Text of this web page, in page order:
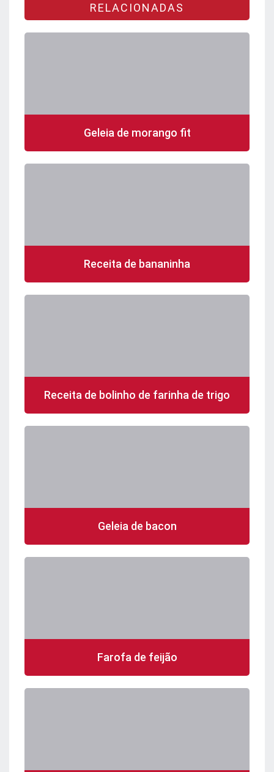
RELACIONADAS
Geleia de morango fit
Receita de bananinha
Receita de bolinho de farinha de trigo
Geleia de bacon
Farofa de feijão